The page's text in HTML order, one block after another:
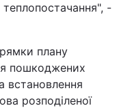
-
плану
пошкоджених
встановлення
розподіленої